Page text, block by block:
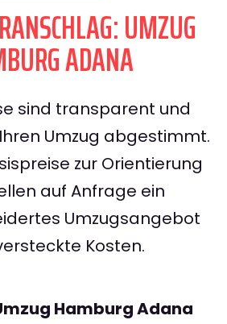
UMZUG
ADANA
sind transparent und
Umzug abgestimmt.
zur Orientierung
auf Anfrage ein
Umzugsangebot
Kosten.
Hamburg Adana